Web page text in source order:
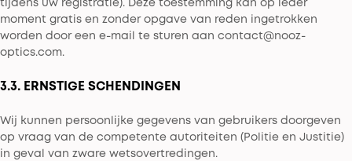
tijdens uw registratie). Deze toestemming kan op ieder
moment gratis en zonder opgave van reden ingetrokken
worden door een e-mail te sturen aan contact@nooz-
optics.com.
3.3. ERNSTIGE SCHENDINGEN
Wij kunnen persoonlijke gegevens van gebruikers doorgeven
op vraag van de competente autoriteiten (Politie en Justitie)
in geval van zware wetsovertredingen.